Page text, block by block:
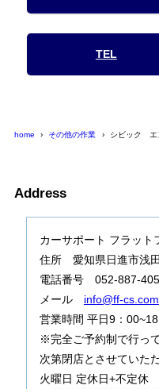
TEL
home その他の作業 シビック エ
Address
カーサポート フラット
住所 愛知県日進市浅
電話番号 052-887-
メール info@ff-cs.com
営業時間 平日9：
※完全ご予約制で行っ
次第閉店とさせていた
火曜日 定休日+不定休